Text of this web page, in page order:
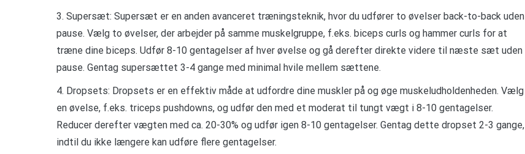
3. Supersæt: Supersæt er en anden avanceret træningsteknik, hvor du udfører to øvelser back-to-back uden
pause. Vælg to øvelser, der arbejder på samme muskelgruppe, f.eks. biceps curls og hammer curls for at
træne dine biceps. Udfør 8-10 gentagelser af hver øvelse og gå derefter direkte videre til næste sæt uden
pause. Gentag supersættet 3-4 gange med minimal hvile mellem sættene.
4. Dropsets: Dropsets er en effektiv måde at udfordre dine muskler på og øge muskeludholdenheden. Vælg
en øvelse, f.eks. triceps pushdowns, og udfør den med et moderat til tungt vægt i 8-10 gentagelser.
Reducer derefter vægten med ca. 20-30% og udfør igen 8-10 gentagelser. Gentag dette dropset 2-3 gange,
indtil du ikke længere kan udføre flere gentagelser.